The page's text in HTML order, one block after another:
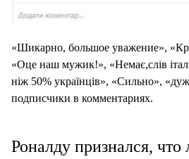
«Шикарно, большое уважение»,
«Оце наш мужик!», «Немає,слів
ніж 50% українців», «Сильно»,
подписчики в комментариях.
Роналду признался,